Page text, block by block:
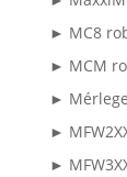
► MC8
► MCM
►
►
►